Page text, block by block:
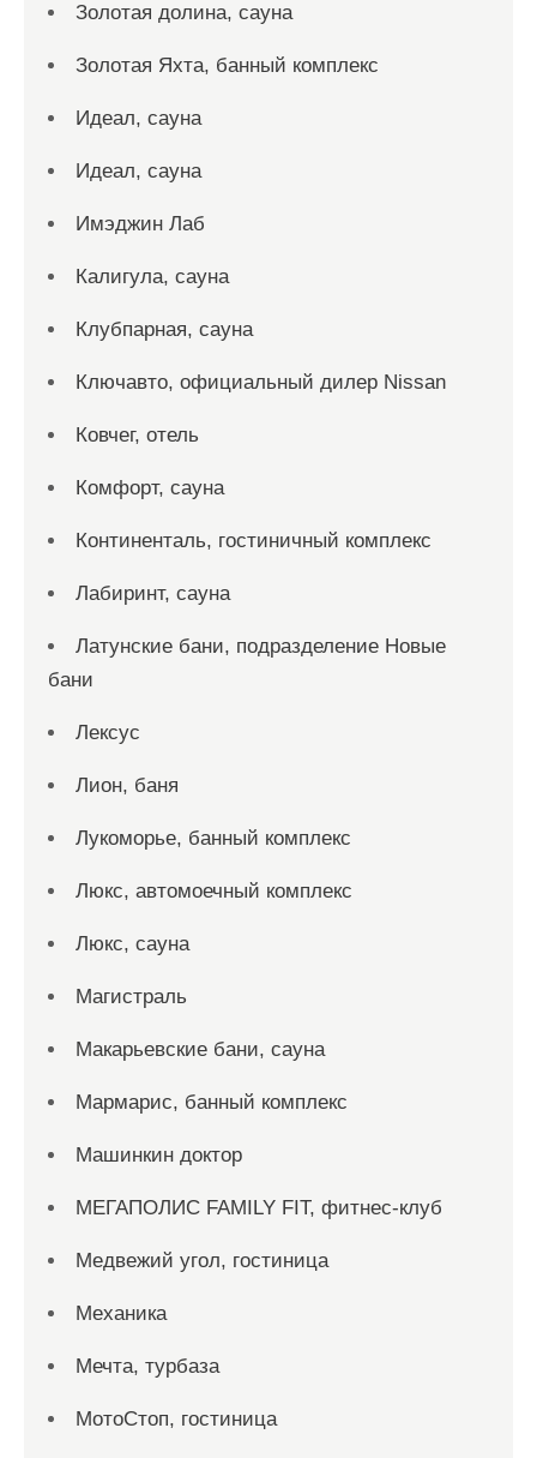
Золотая долина, сауна
Золотая Яхта, банный комплекс
Идеал, сауна
Идеал, сауна
Имэджин Лаб
Калигула, сауна
Клубпарная, сауна
Ключавто, официальный дилер Nissan
Ковчег, отель
Комфорт, сауна
Континенталь, гостиничный комплекс
Лабиринт, сауна
Латунские бани, подразделение Новые
бани
Лексус
Лион, баня
Лукоморье, банный комплекс
Люкс, автомоечный комплекс
Люкс, сауна
Магистраль
Макарьевские бани, сауна
Мармарис, банный комплекс
Машинкин доктор
МЕГАПОЛИС FAMILY FIT, фитнес-клуб
Медвежий угол, гостиница
Механика
Мечта, турбаза
МотоСтоп, гостиница